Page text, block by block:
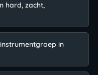
hard, zacht,
in